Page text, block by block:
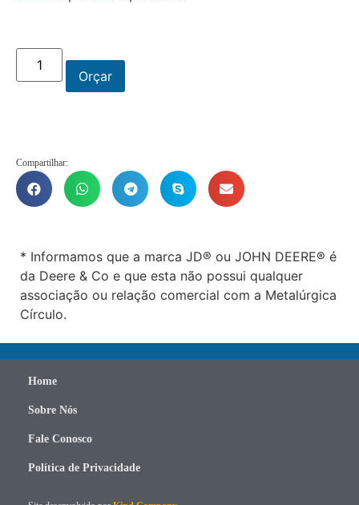
Orçar
Compartilhar:
* Informamos que a marca JD® ou JOHN DEERE® é
da Deere & Co e que esta não possui qualquer
associação ou relação comercial com a Metalúrgica
Círculo.
Home
Sobre Nós
Fale Conosco
Política de Privacidade